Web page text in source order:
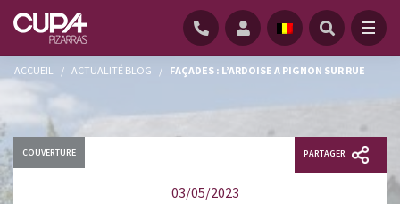
ACCUEIL / ACTUALITÉ BLOG / FAÇADES : L’ARDOISE A PIGNON SUR RUE
COUVERTURE
03/05/2023
PARTAGER